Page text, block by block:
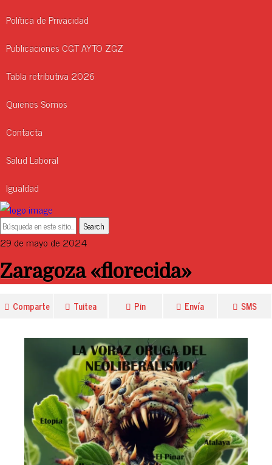
Política de Privacidad
Publicaciones CGT AYTO ZGZ
Tabla retributiva 2026
Quienes Somos
Contacta
Salud Laboral
Igualdad
29 de mayo de 2024
Zaragoza «florecida»
Comparte Tuitea Pin Envía SMS